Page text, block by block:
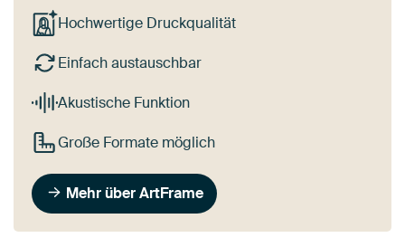
Hochwertige Druckqualität
Einfach austauschbar
Akustische Funktion
Große Formate möglich
Mehr über ArtFrame